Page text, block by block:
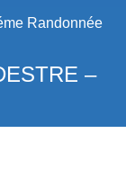
Randonnée
–